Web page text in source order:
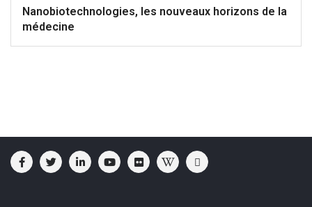
Nanobiotechnologies, les nouveaux horizons de la
médecine